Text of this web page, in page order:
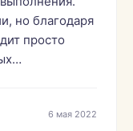
но благодаря
просто
6 мая 2022